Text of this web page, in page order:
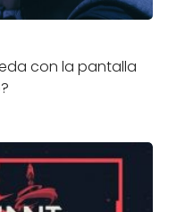
con la pantalla